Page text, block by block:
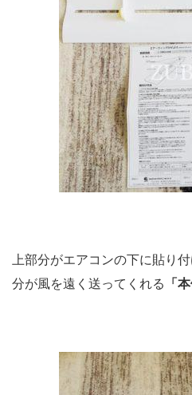
上部分がエアコンの下に貼り
分が風を遠く送ってくれる
「